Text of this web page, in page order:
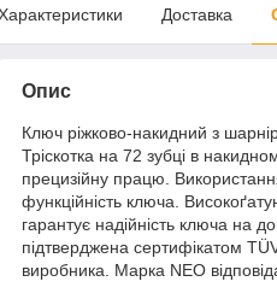
Доставка
Опис
Ключ ріжково-накидний з
Тріскотка на 72 зубці в
прецизійну працю.
функційність ключа.
гарантує надійність ключа на
підтверджена сертифікатом
виробника. Марка NEO